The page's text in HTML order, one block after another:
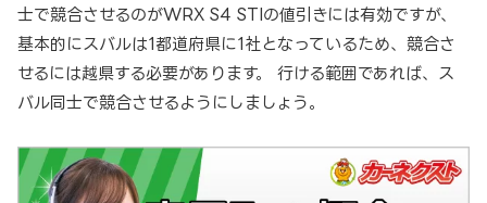
士で競合させるのがWRX S4 STIの値引きには有効ですが、
基本的にスバルは1都道府県に1社となっているため、競合さ
せるには越県する必要があります。 行ける範囲であれば、ス
バル同士で競合させるようにしましょう。